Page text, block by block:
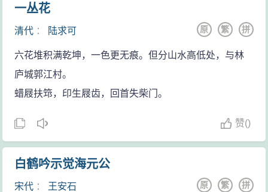
一丛花
清代 ： 陆求可 拼
繁
原
六花堆积满乾坤，一色更无痕。但分山水高低处，与林
庐城郭江村。
蜡屐扶筇，印生屐齿，回首失柴门。
赞()
白鹤吟示觉海元公
宋代 ： 王安石 拼
繁
原